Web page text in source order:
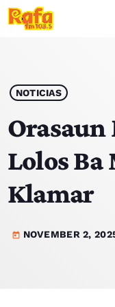
play_arrow OUVIR RAFA
HOME
NOTISIA
EKIPA
NOTICIAS
Lolos Ba
Klamar
today NOVEMBER 2,